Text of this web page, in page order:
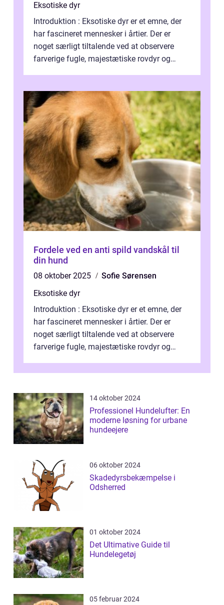
Eksotiske dyr
Introduktion : Eksotiske dyr er et emne, der
har fascineret mennesker i årtier. Der er
noget særligt tiltalende ved at observere
farverige fugle, majestætiske rovdyr og
Fordele ved en anti spild vandskål til
din hund
08 oktober 2025
Sofie Sørensen
Eksotiske dyr
Introduktion : Eksotiske dyr er et emne, der
har fascineret mennesker i årtier. Der er
noget særligt tiltalende ved at observere
farverige fugle, majestætiske rovdyr og
14 oktober 2024
Professionel Hundelufter: En
moderne løsning for urbane
hundeejere
06 oktober 2024
Skadedyrsbekæmpelse i
Odsherred
01 oktober 2024
Det Ultimative Guide til
Hundelegetøj
05 februar 2024